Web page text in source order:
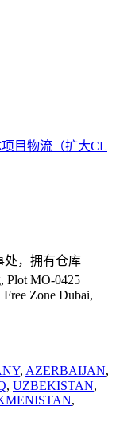
目物流（扩大CL
处，拥有仓库
Plot MO-0425
Zone Dubai,
, AZERBAIJAN,
, UZBEKISTAN,
,